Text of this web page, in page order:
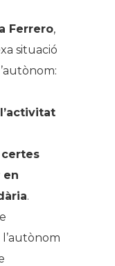
Ferrero,
situació
en
.